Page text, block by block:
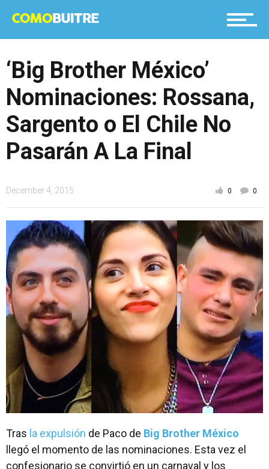
‘Big Brother México’
Nominaciones: Rossana,
Sargento o El Chile No
Pasarán A La Final
December 4, 2015 0 0
Tras la expulsión de Paco de Big Brother México
llegó el momento de las nominaciones. Esta vez el
confesionario se convirtió en un carnaval y los